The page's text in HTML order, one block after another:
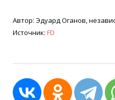
Автор: Эдуард Оганов,
Источник: FD